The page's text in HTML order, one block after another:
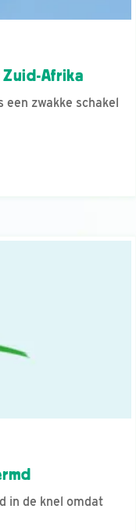
Afrika
een zwakke schakel
in de knel omdat